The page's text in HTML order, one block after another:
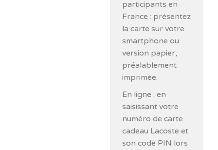
participants en
France : présentez
la carte sur votre
smartphone ou
version papier,
préalablement
imprimée.
En ligne : en
saisissant votre
numéro de carte
cadeau Lacoste et
son code PIN lors